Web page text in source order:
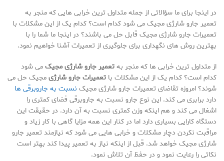
در اینجا برای ما سؤالاتی از جمله متداول ترین خرابی هایی که منجر به
تعمیر جارو شارژی مجیک می شود کدام است؟ کدام یک از این مشکلات با
تعمیرات جارو شارژی مجیک قابل حل می باشند؟ در اینجا ما شما را با
بهترین روش های نگهداری برای جلوگیری از تعمیرات آشنا خواهیم نمود.
از متداول ترین خرابی ها که منجر بهتعمیر جارو شارژی مجیکمی شود
کدام است؟ کدام یک از این مشکلات با تعمیرات جارو شارژیمجیک حل می
شوند؟ امروزه تقاضای تعمیرات جارو شارژی مجیک نسبت به جاروبرقی ها
دارد برابری می کند. این نوع جارو نسبت به جاروبرقی فضای کمتری را
اشغال می کند و هم اینکه وزن کمتری نسبت به آن دارد. در حقیقت این
دستگاه کارایی بسیاری دارد اما در کنار این همه مزایا گاهی با کار زیاد و
مراقبت نکردن دچار مشکلات و خرابی هایی می شود که نیازمند تعمیر جارو
شارژی مجیک خواهد شد. قبل از اینکه نیاز به تعمیر پیدا کند بهتر است
نکاتی را رعایت نمود و در حفظ آن تلاش نمود.